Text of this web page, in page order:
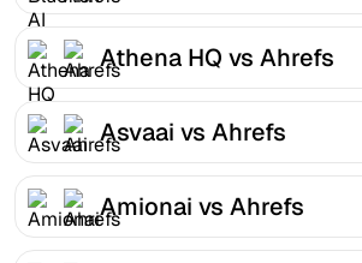
Athena HQ vs Ahrefs
Asvaai vs Ahrefs
Amionai vs Ahrefs